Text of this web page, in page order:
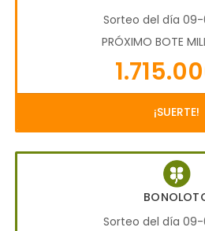
Sorteo del día
PRÓXIMO BOTE
¡SUERTE!
Sorteo del día